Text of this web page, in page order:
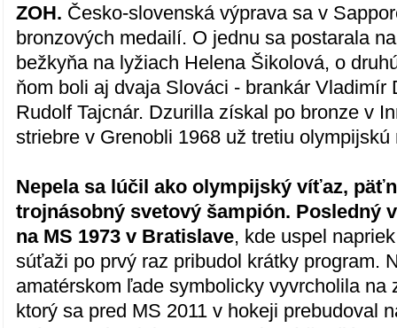
ZOH. Česko-slovenská výprava sa v
bronzových medailí. O jednu sa postarala
bežkyňa na lyžiach Helena Šikolová, o
ňom boli aj dvaja Slováci - brankár Vladimír
Rudolf Tajcnár. Dzurilla získal po bronze v
striebre v Grenobli 1968 už tretiu olympijskú
Nepela sa lúčil ako olympijský víťaz,
trojnásobný svetový šampión. Posledný
na MS 1973 v Bratislave, kde uspel
súťaži po prvý raz pribudol krátky program.
amatérskom ľade symbolicky vyvrcholila na
ktorý sa pred MS 2011 v hokeji prebudoval